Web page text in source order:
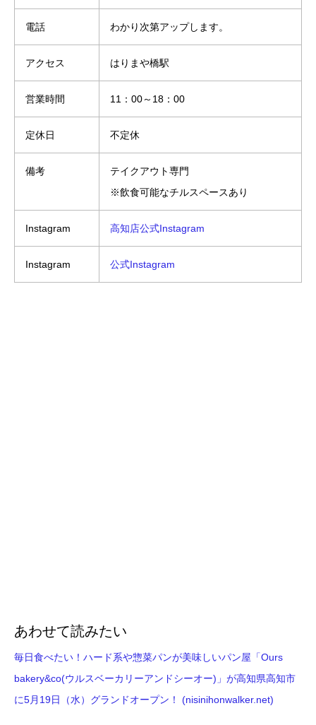
電話 わかり次第アップします。
アクセス はりまや橋駅
営業時間 11：00～18：00
定休日 不定休
備考
テイクアウト専門
※飲食可能なチルスペースあり
Instagram 高知店公式Instagram
Instagram 公式Instagram
あわせて読みたい
毎日食べたい！ハード系や惣菜パンが美味しいパン屋「Ours
bakery&co(ウルスベーカリーアンドシーオー)」が高知県高知市
に5月19日（水）グランドオープン！ (nisinihonwalker.net)